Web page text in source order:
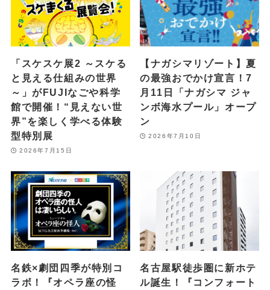
「スケスケ展2 ～スケる
と見える仕組みの世界
～」がFUJIなごや科学
館で開催！“見えない世
界”を楽しく学べる体験
型特別展
2026年7月15日
【ナガシマリゾート】夏
の最強おでかけ宣言！7
月11日「ナガシマ ジャ
ンボ海水プール」オープ
ン
2026年7月10日
名鉄×劇団四季が特別コ
ラボ！『オペラ座の怪
名古屋駅徒歩圏に新ホテ
ル誕生！『コンフォート